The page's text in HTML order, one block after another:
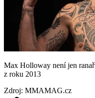
Max Holloway není jen
z roku 2013
Zdroj: MMAMAG.cz